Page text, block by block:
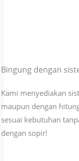
Bingung dengan
Kami menyediakan
maupun dengan
sesuai kebutuhan
dengan sopir!